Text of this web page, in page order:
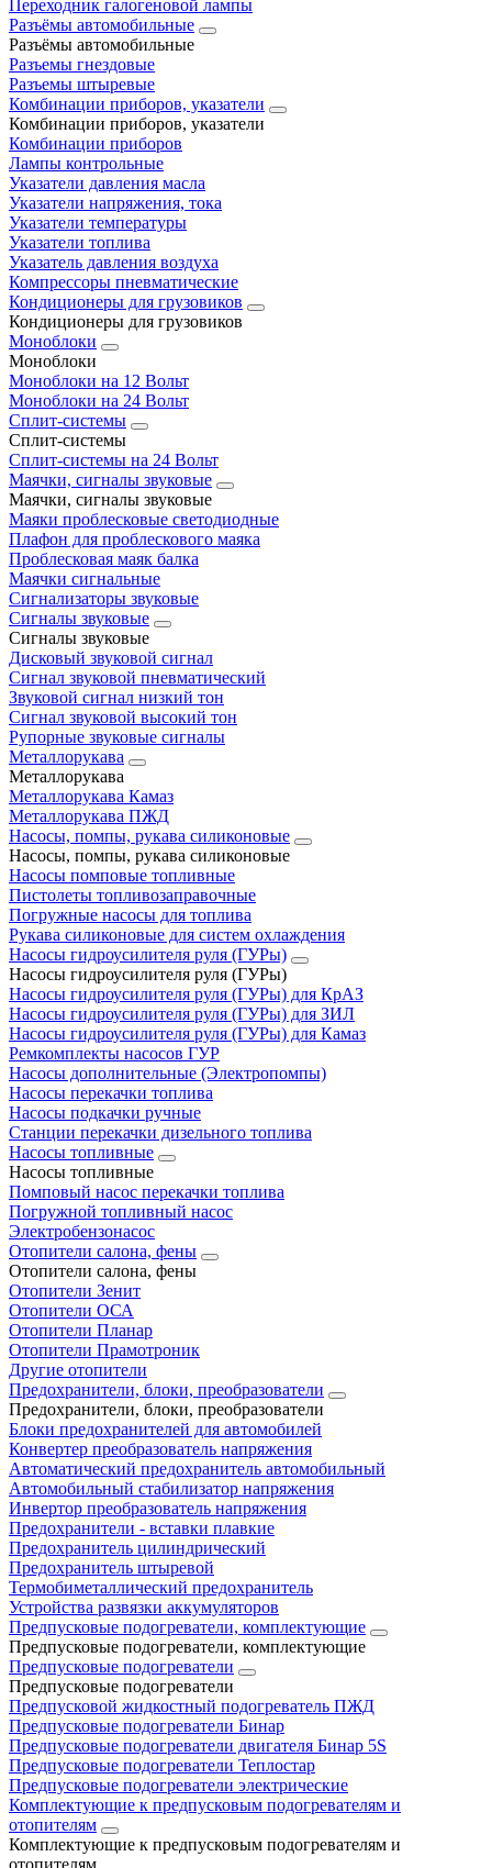
Переходник галогеновой лампы
Разъёмы автомобильные
Разъёмы автомобильные
Разъемы гнездовые
Разъемы штыревые
Комбинации приборов, указатели
Комбинации приборов, указатели
Комбинации приборов
Лампы контрольные
Указатели давления масла
Указатели напряжения, тока
Указатели температуры
Указатели топлива
Указатель давления воздуха
Компрессоры пневматические
Кондиционеры для грузовиков
Кондиционеры для грузовиков
Моноблоки
Моноблоки
Моноблоки на 12 Вольт
Моноблоки на 24 Вольт
Сплит-системы
Сплит-системы
Сплит‑системы на 24 Вольт
Маячки, сигналы звуковые
Маячки, сигналы звуковые
Маяки проблесковые светодиодные
Плафон для проблескового маяка
Проблесковая маяк балка
Маячки сигнальные
Сигнализаторы звуковые
Сигналы звуковые
Сигналы звуковые
Дисковый звуковой сигнал
Сигнал звуковой пневматический
Звуковой сигнал низкий тон
Сигнал звуковой высокий тон
Рупорные звуковые сигналы
Металлорукава
Металлорукава
Металлорукава Камаз
Металлорукава ПЖД
Насосы, помпы, рукава силиконовые
Насосы, помпы, рукава силиконовые
Насосы помповые топливные
Пистолеты топливозаправочные
Погружные насосы для топлива
Рукава силиконовые для систем охлаждения
Насосы гидроусилителя руля (ГУРы)
Насосы гидроусилителя руля (ГУРы)
Насосы гидроусилителя руля (ГУРы) для КрАЗ
Насосы гидроусилителя руля (ГУРы) для ЗИЛ
Насосы гидроусилителя руля (ГУРы) для Камаз
Ремкомплекты насосов ГУР
Насосы дополнительные (Электропомпы)
Насосы перекачки топлива
Насосы подкачки ручные
Станции перекачки дизельного топлива
Насосы топливные
Насосы топливные
Помповый насос перекачки топлива
Погружной топливный насос
Электробензонасос
Отопители салона, фены
Отопители салона, фены
Отопители Зенит
Отопители ОСА
Отопители Планар
Отопители Прамотроник
Другие отопители
Предохранители, блоки, преобразователи
Предохранители, блоки, преобразователи
Блоки предохранителей для автомобилей
Конвертер преобразователь напряжения
Автоматический предохранитель автомобильный
Автомобильный стабилизатор напряжения
Инвертор преобразователь напряжения
Предохранители - вставки плавкие
Предохранитель цилиндрический
Предохранитель штыревой
Термобиметаллический предохранитель
Устройства развязки аккумуляторов
Предпусковые подогреватели, комплектующие
Предпусковые подогреватели, комплектующие
Предпусковые подогреватели
Предпусковые подогреватели
Предпусковой жидкостный подогреватель ПЖД
Предпусковые подогреватели Бинар
Предпусковые подогреватели двигателя Бинар 5S
Предпусковые подогреватели Теплостар
Предпусковые подогреватели электрические
Комплектующие к предпусковым подогревателям и
отопителям
Комплектующие к предпусковым подогревателям и